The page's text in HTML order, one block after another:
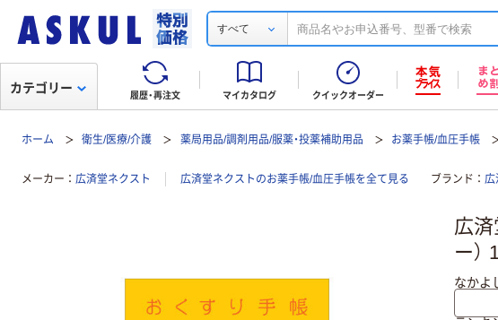
すべて
履歴・再注文 マイカタログ クイックオーダー
カテゴリー
ホーム 衛生/医療/介護 薬局用品/調剤用品/服薬・投薬補助用品 お薬手帳/血圧手帳
メーカー 広済堂ネクスト 広済堂ネクストのお薬手帳/血圧手帳を全て見る ブランド 広
広済
ー）
なかよ